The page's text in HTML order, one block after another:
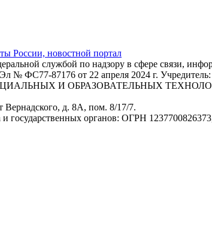
службой по надзору в сфере связи,
№ Эл № ФС77-87176 от 22 апреля 2024 г.
И ОБРАЗОВАТЕЛЬНЫХ
Вернадского, д. 8А, пом. 8/17/7.
государственных органов: ОГРН